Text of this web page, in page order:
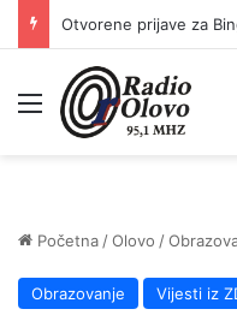
Meni
Početna /Olovo /
Obrazovanje Vijesti iz